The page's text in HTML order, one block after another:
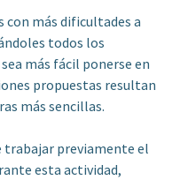
con más dificultades a
todos los
más fácil ponerse en
propuestas resultan
más sencillas.
previamente el
esta actividad,